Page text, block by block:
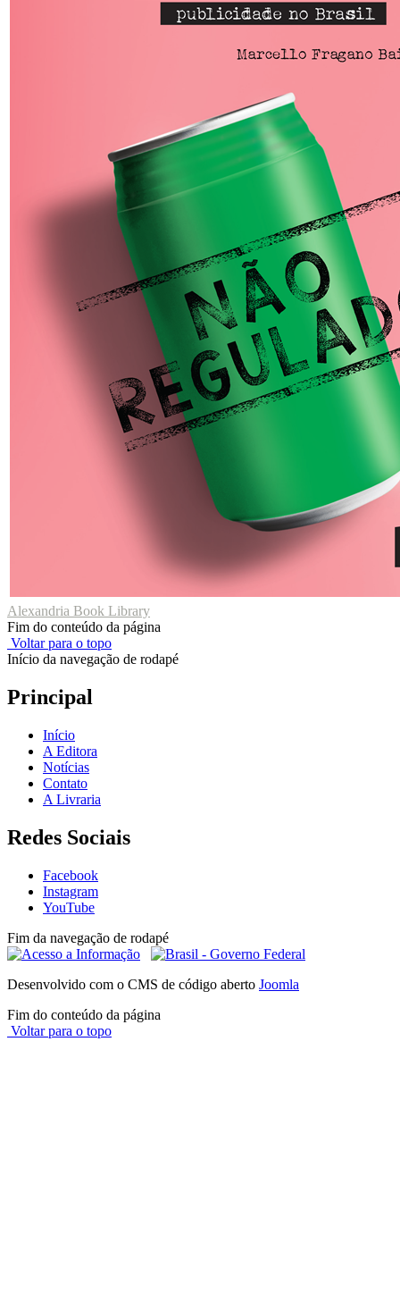
Alexandria Book Library
Fim do conteúdo da página
Voltar para o topo
Início da navegação de rodapé
Principal
Início
A Editora
Notícias
Contato
A Livraria
Redes Sociais
Facebook
Instagram
YouTube
Fim da navegação de rodapé
Desenvolvido com o CMS de código aberto Joomla
Fim do conteúdo da página
Voltar para o topo